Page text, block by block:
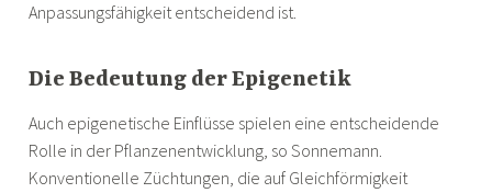
Anpassungsfähigkeit entscheidend ist.
Die Bedeutung der Epigenetik
Auch epigenetische Einflüsse spielen eine entscheidende
Rolle in der Pflanzenentwicklung, so Sonnemann.
Konventionelle Züchtungen, die auf Gleichförmigkeit